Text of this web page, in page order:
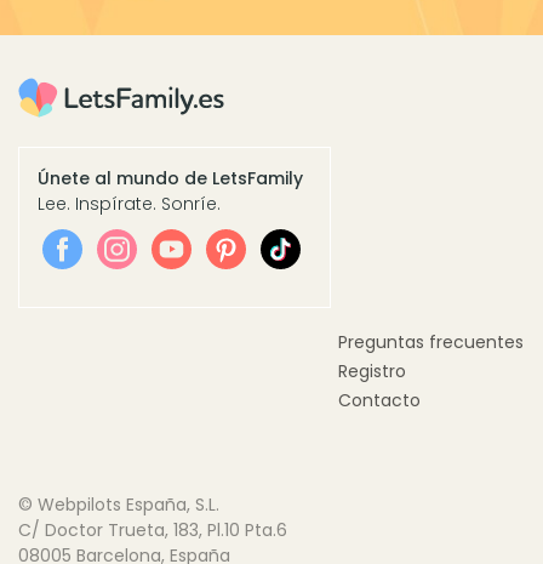
Únete al mundo de LetsFamily
Lee. Inspírate. Sonríe.
Preguntas frecuentes
Registro
Contacto
© Webpilots España, S.L.
C/ Doctor Trueta, 183, Pl.10 Pta.6
08005 Barcelona, España